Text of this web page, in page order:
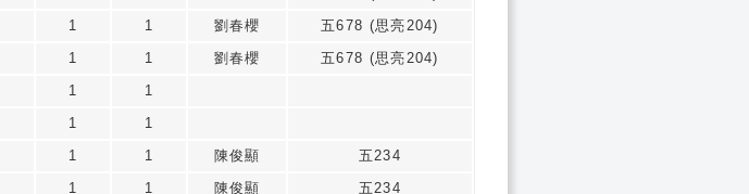
1 1 劉春櫻
五678 (思亮204)
1 1 劉春櫻
五678 (思亮204)
1
1
1
1
1 1 陳俊顯
五234
1 1 陳俊顯
五234